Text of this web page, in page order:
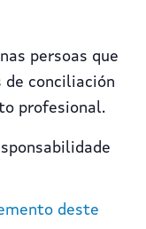
persoas que
de conciliación
profesional.
deste